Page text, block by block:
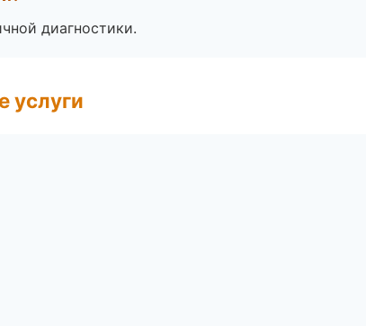
диагностики.
услуги